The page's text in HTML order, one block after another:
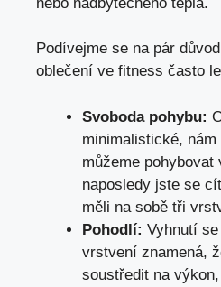
Podívejme se na pár
oblečení ve fitness často
Svoboda pohybu:
minimalistické,
můžeme pohybovat
naposledy jste se
měli na sobě tři
Pohodlí: Vyhnutí
vrstvení znamená,
soustředit na